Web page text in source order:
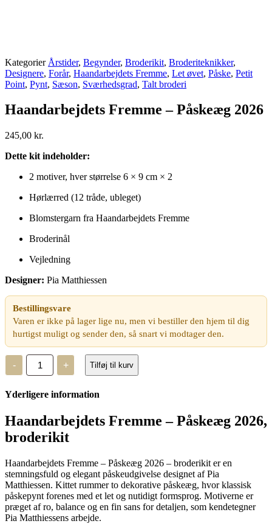
Kategorier Årstider, Begynder, Broderikit, Broderiteknikker,
Designere, Forår, Haandarbejdets Fremme, Let øvet, Påske, Petit
Point, Pynt, Sæson, Sværhedsgrad, Talt broderi
Haandarbejdets Fremme – Påskeæg 2026
245,00 kr.
Dette kit indeholder:
2 motiver, hver størrelse 6 × 9 cm × 2
Hørlærred (12 tråde, ubleget)
Blomstergarn fra Haandarbejdets Fremme
Broderinål
Vejledning
Designer: Pia Matthiessen
Bestillingsvare
Varen er ikke på lager lige nu, men vi bestiller den hjem til dig
hurtigst muligt og sender den, så snart vi modtager den.
-
Haandarbejdets
Fremme
–
2026
+ Tilføj til kurv
Yderligere information
Haandarbejdets Fremme – Påskeæg 2026,
broderikit
Haandarbejdets Fremme – Påskeæg 2026 – broderikit er en
stemningsfuld og elegant påskeudgivelse designet af Pia
Matthiessen. Kittet rummer to dekorative påskeæg, hvor klassisk
påskepynt forenes med et let og nutidigt formsprog. Motiverne er
præget af ro, balance og en fin sans for detaljen, som kendetegner
Pia Matthiessens arbejde.